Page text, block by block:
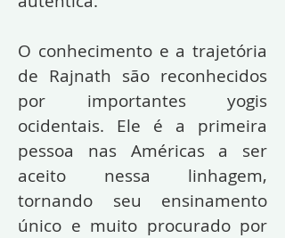
O conhecimento e a trajetória
de Rajnath são reconhecidos
por importantes yogis
ocidentais. Ele é a primeira
pessoa nas Américas a ser
aceito nessa linhagem,
tornando seu ensinamento
único e muito procurado por